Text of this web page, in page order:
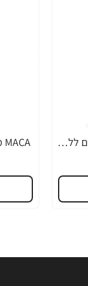
Leanfire PM שורף שומנים ללילה 60 כמוסות צמחיות - מבית Force Factor
-32%